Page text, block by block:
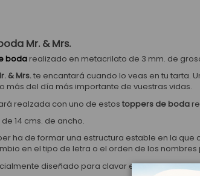
Mr. & Mrs.
boda realizado en metacrilato de 3 mm. de
& Mrs.te encantará cuando lo veas en tu tarta.
más del día más importante de vuestras vidas.
realzada con uno de estos toppers de boda
14 cms. de ancho.
ha de formar una estructura estable en la
en el tipo de letra o el orden de los
diseñado para clavar en la tarta.